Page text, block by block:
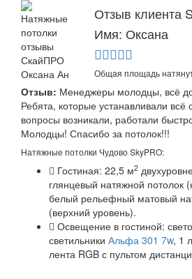
Отзыв клиента
Имя: Оксана
Общая площадь
Отзыв: Менеджеры молодцы, всё
Ребята, которые устанавливали всё
вопросы возникали, работали
Молодцы! Спасибо за потолок!!!
Натяжные потолки Чудово SkyPRO:
Гостиная: 22,5 м2
глянцевый натяжной потолок
белый рельефный матовый
(верхний уровень).
Освещение в гостиной:
светильники Альфа 301 7w, 1
лента RGB с пультом